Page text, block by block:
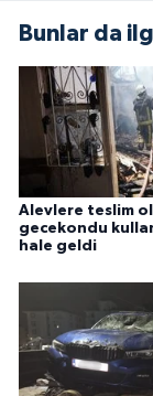
Bunlar da
Alevlere teslim
gecekondu
hale geldi